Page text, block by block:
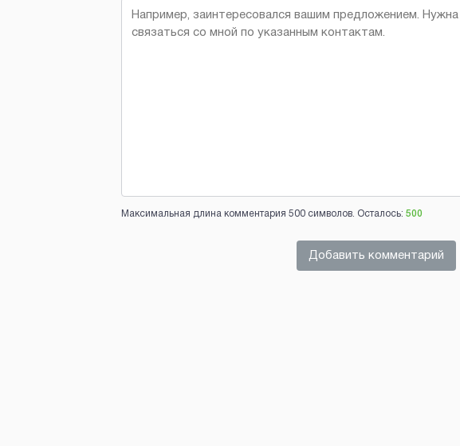
Максимальная длина комментария 500 символов. Осталось: 500
Добавить комментарий